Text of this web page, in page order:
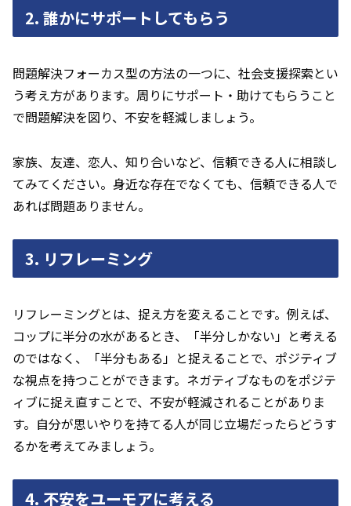
2. 誰かにサポートしてもらう
問題解決フォーカス型の方法の一つに、社会支援探索とい
う考え方があります。周りにサポート・助けてもらうこと
で問題解決を図り、不安を軽減しましょう。
家族、友達、恋人、知り合いなど、信頼できる人に相談し
てみてください。身近な存在でなくても、信頼できる人で
あれば問題ありません。
3. リフレーミング
リフレーミングとは、捉え方を変えることです。例えば、
コップに半分の水があるとき、「半分しかない」と考える
のではなく、「半分もある」と捉えることで、ポジティブ
な視点を持つことができます。ネガティブなものをポジテ
ィブに捉え直すことで、不安が軽減されることがありま
す。自分が思いやりを持てる人が同じ立場だったらどうす
るかを考えてみましょう。
4. 不安をユーモアに考える